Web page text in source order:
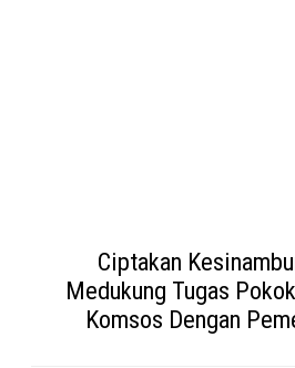
Ciptakan
Medukung Tugas
Komsos Dengan